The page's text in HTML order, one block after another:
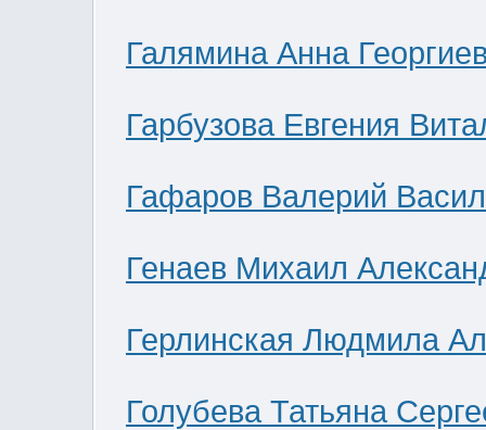
Галямина Анна
Гарбузова Евгения
Гафаров Валерий
Генаев Михаил
Герлинская Людмила
Голубева Татьяна